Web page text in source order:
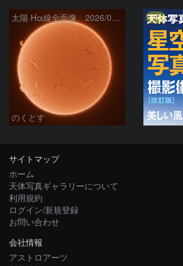
太陽 Hα線全面像 2026/08/06
のくとす
PR
サイトマップ
ホーム
天体写真ギャラリーについて
利用規約
ログイン/新規登録
お問い合わせ
会社情報
アストロアーツ